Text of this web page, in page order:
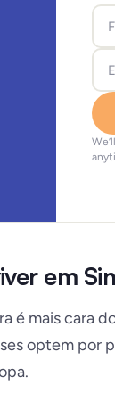
em
é mais cara
optem por